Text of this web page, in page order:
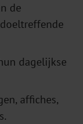
de
dagelijkse
affiches,